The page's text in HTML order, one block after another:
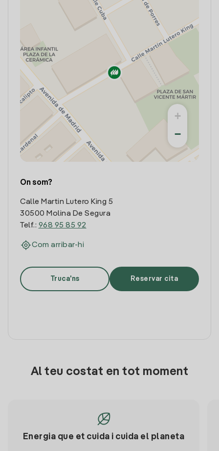
+
−
On som?
Calle Martin Lutero King 5
30500 Molina De Segura
Telf.: 968 95 85 92
Com arribar-hi
Truca'ns Reservar cita
Al teu costat en tot moment
Energia que et cuida i cuida el planeta